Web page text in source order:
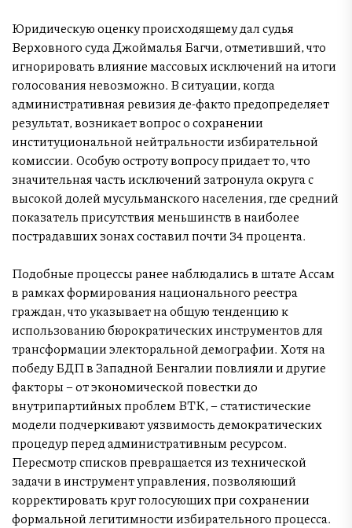
Юридическую оценку происходящему дал судья
Верховного суда Джоймалья Багчи, отметивший, что
игнорировать влияние массовых исключений на итоги
голосования невозможно. В ситуации, когда
административная ревизия де-факто предопределяет
результат, возникает вопрос о сохранении
институциональной нейтральности избирательной
комиссии. Особую остроту вопросу придает то, что
значительная часть исключений затронула округа с
высокой долей мусульманского населения, где средний
показатель присутствия меньшинств в наиболее
пострадавших зонах составил почти 34 процента.
Подобные процессы ранее наблюдались в штате Ассам
в рамках формирования национального реестра
граждан, что указывает на общую тенденцию к
использованию бюрократических инструментов для
трансформации электоральной демографии. Хотя на
победу БДП в Западной Бенгалии повлияли и другие
факторы – от экономической повестки до
внутрипартийных проблем ВТК, – статистические
модели подчеркивают уязвимость демократических
процедур перед административным ресурсом.
Пересмотр списков превращается из технической
задачи в инструмент управления, позволяющий
корректировать круг голосующих при сохранении
формальной легитимности избирательного процесса.